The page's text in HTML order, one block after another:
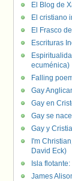
El Blog de
El cristiano
El Frasco
Escrituras
ecuménica)
Falling
Gay
Gay en
Gay se
Gay y
I'm
David Eck)
Isla
James